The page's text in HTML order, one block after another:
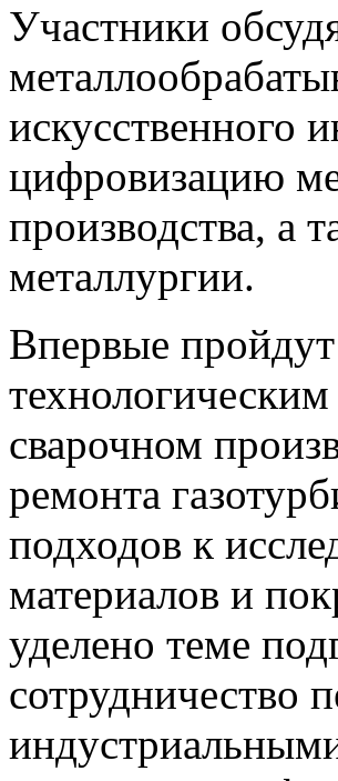
Участники
искусственного
цифровизацию
производства, а
металлургии.
Впервые
сварочном
ремонта
подходов к
материалов и
уделено теме
сотрудничество